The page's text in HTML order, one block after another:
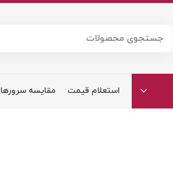
استعلام قیمت مقایسه سرورها